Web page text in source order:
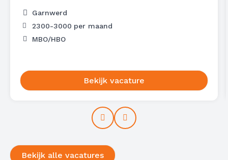
Garnwerd
2300-3000 per maand
MBO/HBO
Bekijk vacature
Prev Next
Bekijk alle vacatures